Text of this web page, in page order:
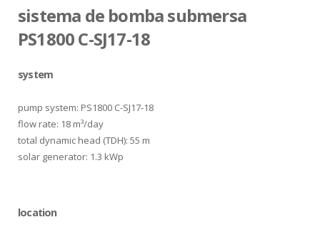
sistema de bomba submersa
PS1800 C-SJ17-18
system
pump system: PS1800 C-SJ17-18
flow rate: 18 m³/day
total dynamic head (TDH): 55 m
solar generator: 1.3 kWp
location